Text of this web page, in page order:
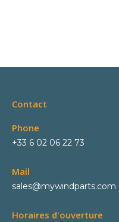
Contact
Phone
+33 6 02 06 22 73
Mail
sales@mywindparts.com
Horaires d'ouverture